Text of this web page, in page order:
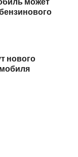
нового